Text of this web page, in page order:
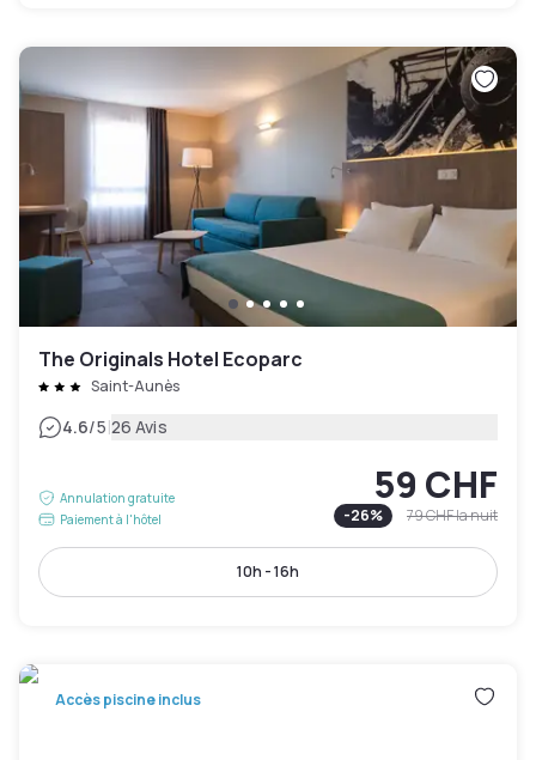
The Originals Hotel Ecoparc
Saint-Aunès
4.6/5|26 Avis
Annulation gratuite
Paiement à l'hôtel
59 CHF
-26% 79 CHFla nuit
10h - 16h
Accès piscine inclus